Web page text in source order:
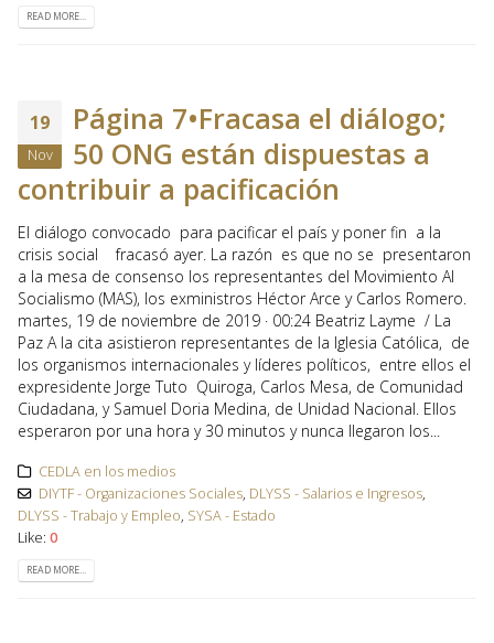
READ MORE...
19
Nov
Página 7•Fracasa el diálogo;
50 ONG están dispuestas a
contribuir a pacificación
El diálogo convocado para pacificar el país y poner fin a la
crisis social fracasó ayer. La razón es que no se presentaron
a la mesa de consenso los representantes del Movimiento Al
Socialismo (MAS), los exministros Héctor Arce y Carlos Romero.
martes, 19 de noviembre de 2019 · 00:24 Beatriz Layme / La
Paz A la cita asistieron representantes de la Iglesia Católica, de
los organismos internacionales y líderes políticos, entre ellos el
expresidente Jorge Tuto Quiroga, Carlos Mesa, de Comunidad
Ciudadana, y Samuel Doria Medina, de Unidad Nacional. Ellos
esperaron por una hora y 30 minutos y nunca llegaron los...
CEDLA en los medios
DIYTF - Organizaciones Sociales, DLYSS - Salarios e Ingresos,
DLYSS - Trabajo y Empleo, SYSA - Estado
Like: 0
READ MORE...